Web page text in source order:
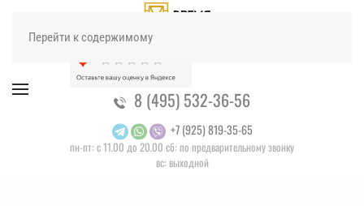
Перейти к содержимому
8 (495) 532-36-56
+7 (925) 819-35-65
пн-пт: с 11.00 до 20.00 сб: по предварительному звонку
вс: выходной